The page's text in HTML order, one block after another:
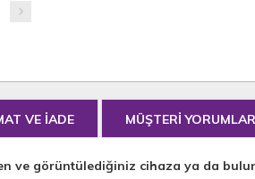
VE İADE MÜŞTERİ
görüntülediğiniz cihaza ya da